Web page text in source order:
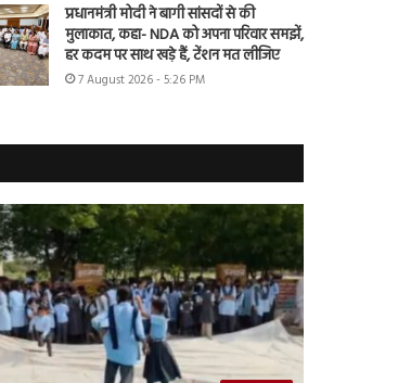
प्रधानमंत्री मोदी ने बागी सांसदों से की
मुलाकात, कहा- NDA को अपना परिवार समझें,
हर कदम पर साथ खड़े हैं, टेंशन मत लीजिए
7 August 2026 - 5:26 PM